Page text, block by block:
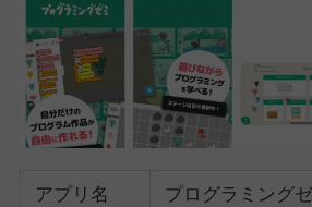
アプリ名 プログラミングゼ